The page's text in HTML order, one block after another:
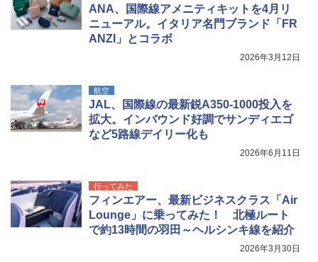
ANA、国際線アメニティキットを4月リ
ニューアル。イタリア名門ブランド「FR
ANZI」とコラボ
2026年3月12日
航空
JAL、国際線の最新鋭A350-1000投入を
拡大。インバウンド好調でサンディエゴ
など5路線デイリー化も
2026年6月11日
行ってみた
フィンエアー、最新ビジネスクラス「Air
Lounge」に乗ってみた！ 北極ルート
で約13時間の羽田～ヘルシンキ線を紹介
2026年3月30日